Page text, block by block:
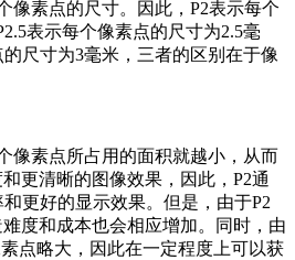
像素点的尺寸。因此，P2表示每个
表示每个像素点的尺寸为2.5毫
尺寸为3毫米，三者的区别在于像
像素点所占用的面积就越小，从而
更清晰的图像效果，因此，P2通
更好的显示效果。但是，由于P2
度和成本也会相应增加。同时，由
点略大，因此在一定程度上可以获